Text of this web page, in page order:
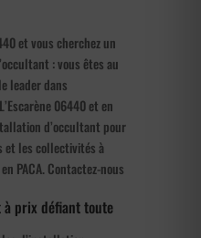
et vous cherchez un
: vous êtes au
leader dans
06440 et en
d’occultant pour
les collectivités à
PACA. Contactez-nous
à prix défiant toute